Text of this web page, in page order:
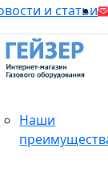
и статьи
Наши